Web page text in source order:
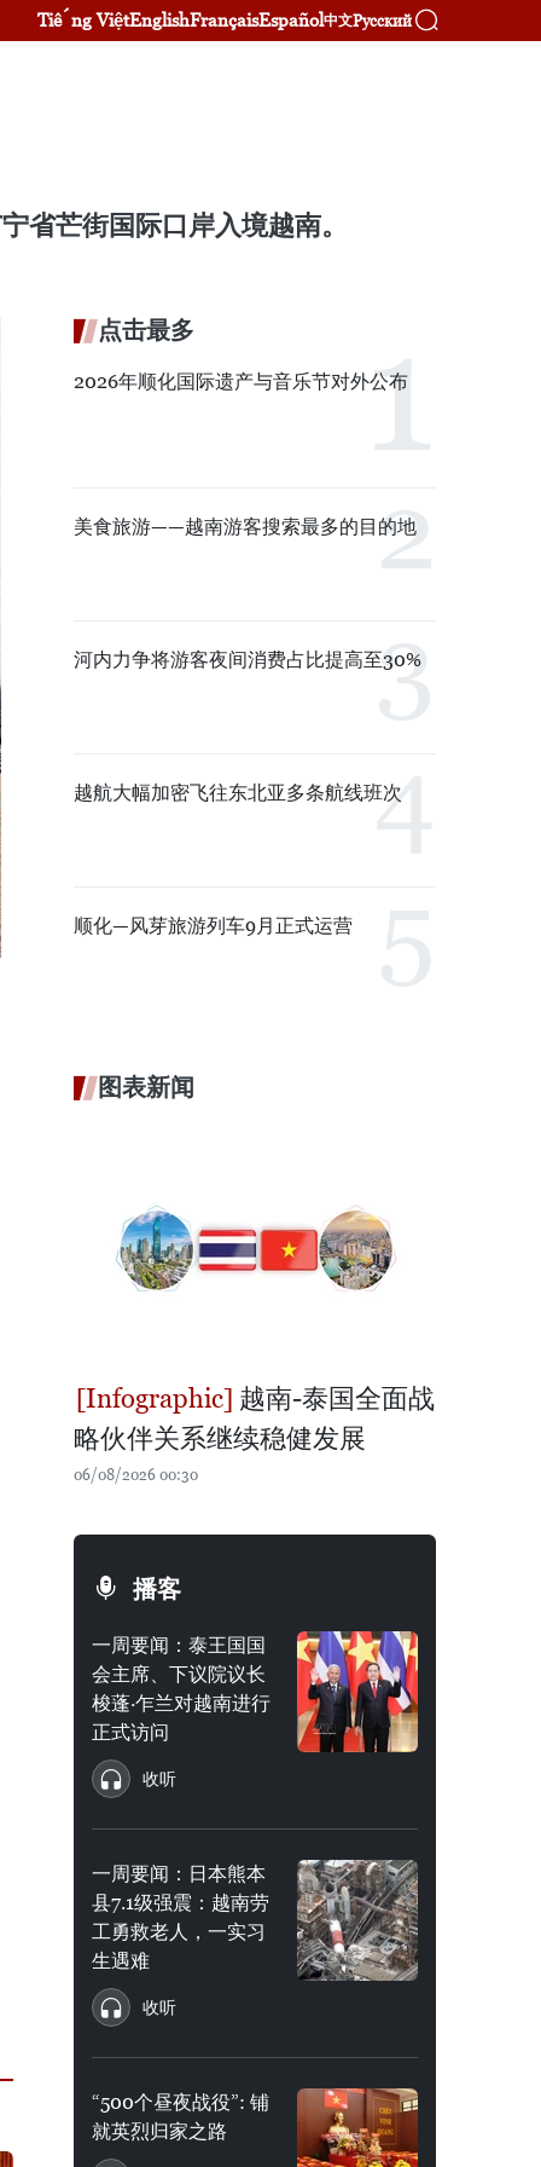
Tiếng ViệtEnglishFrançaisEspañol中文Русский
省芒街国际口岸入境越南。
点击最多
2026年顺化国际遗产与音乐节对外公布
美食旅游——越南游客搜索最多的目的地
河内力争将游客夜间消费占比提高至30%
越航大幅加密飞往东北亚多条航线班次
顺化—风芽旅游列车9月正式运营
图表新闻
越南-泰国全面战
略伙伴关系继续稳健发展
06/08/2026 00:30
播客
一周要闻：泰王国国
会主席、下议院议长
梭蓬·乍兰对越南进行
正式访问
收听
一周要闻：日本熊本
县7.1级强震：越南劳
工勇救老人，一实习
生遇难
收听
“500个昼夜战役”: 铺
就英烈归家之路